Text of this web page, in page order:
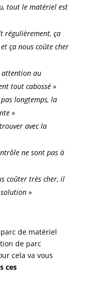
tout le matériel est
régulièrement, ça
ça nous coûte cher
attention au
tout cabossé »
longtemps, la
»
avec la
ne sont pas à
coûter très cher, il
»
de matériel
de parc
cela va vous
ces